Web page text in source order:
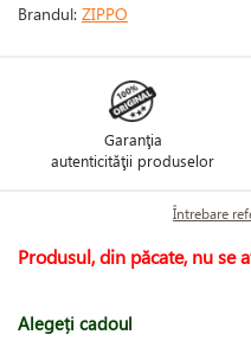
Brandul: ZIPPO
Garanţia
autenticităţii produselor
Întrebare
Produsul, din păcate, nu se
Alegeți cadoul